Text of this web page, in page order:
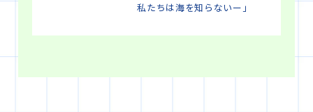
私たちは海を知らないー」